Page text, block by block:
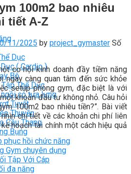
Dục
( Cardio )
Bộ
Thể Dục
có tựa lưng
Tuyết
Thuyền
Cầu Thang
Bụng
phục hồi chức năng
Gym chuyên dụng
Tập Với Cáp
đa năng
100m2 bao nhiêu
tiết A-Z
11/2025 by project_gymaster Số
cơ hội kinh doanh đầy tiềm năng
ngày càng quan tâm đến sức khỏe
setup phòng gym, đặc biệt là với
khoản đầu tư không nhỏ. Câu hỏi
100m2 bao nhiêu tiền?”. Bài viết
chi tiết về các khoản chi phí liên
hoạch tài chính một cách hiệu quả